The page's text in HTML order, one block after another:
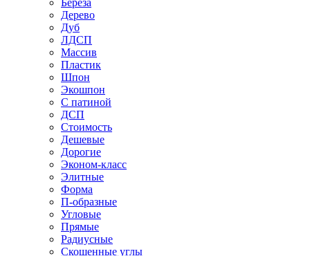
Береза
Дерево
Дуб
ЛДСП
Массив
Пластик
Шпон
Экошпон
С патиной
ДСП
Стоимость
Дешевые
Дорогие
Эконом-класс
Элитные
Форма
П-образные
Угловые
Прямые
Радиусные
Скошенные углы